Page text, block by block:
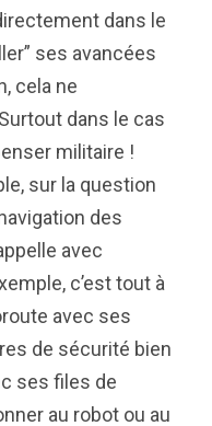
dans le
ses avancées
cela ne
dans le cas
militaire !
sur la question
des
avec
c’est tout à
avec ses
de sécurité bien
ses files de
au robot ou au